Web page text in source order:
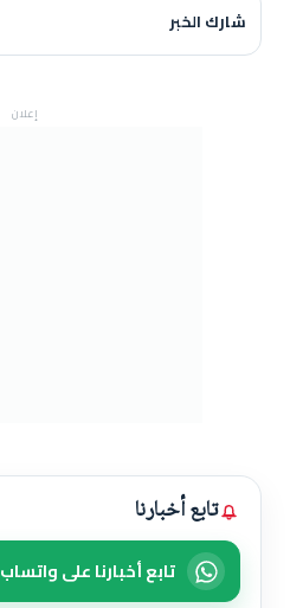
شارك الخبر
إعلان
تابع أخبارنا
تابع أخبارنا على واتساب